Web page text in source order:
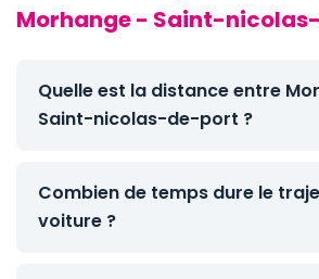
Morhange - Saint-
Quelle est la distance entre
Saint-nicolas-de-port ?
Combien de temps dure le
voiture ?